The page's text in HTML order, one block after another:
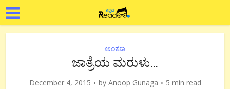
ಅಂಕಣ
ಜಾತ್ರೆಯ ಮರುಳು…
December 4, 2015 by Anoop Gunaga 5 min read